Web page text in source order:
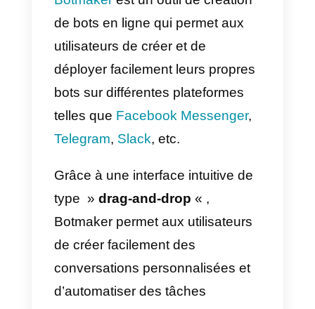
En outre, les robots
d’automatisation peuvent
effectuer des tâches répétitives
moins importantes, ce qui permet
aux agents humains de se
importantes et d’améliorer
l’efficacité globale de l’équipe.
Botmakerest un outil de création
de bots en ligne qui permet aux